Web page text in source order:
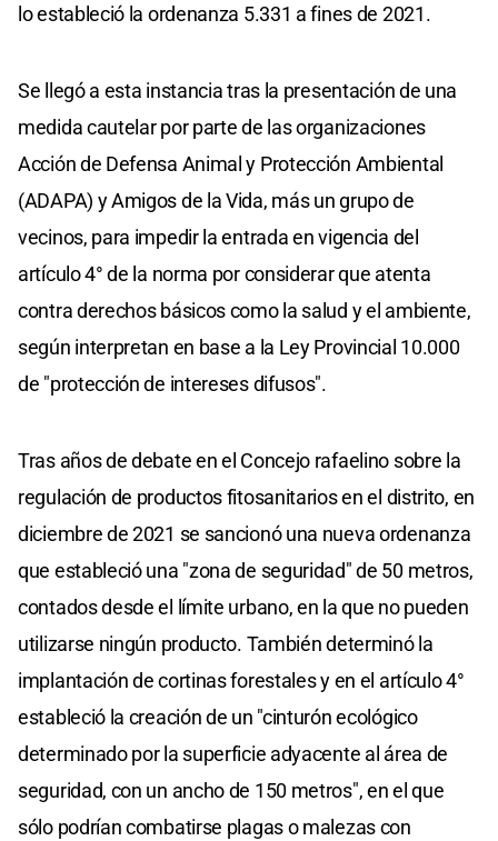
lo estableció la ordenanza 5.331 a fines de 2021.
Se llegó a esta instancia tras la presentación de una
medida cautelar por parte de las organizaciones
Acción de Defensa Animal y Protección Ambiental
(ADAPA) y Amigos de la Vida, más un grupo de
vecinos, para impedir la entrada en vigencia del
artículo 4° de la norma por considerar que atenta
contra derechos básicos como la salud y el ambiente,
según interpretan en base a la Ley Provincial 10.000
de "protección de intereses difusos".
Tras años de debate en el Concejo rafaelino sobre la
regulación de productos fitosanitarios en el distrito, en
diciembre de 2021 se sancionó una nueva ordenanza
que estableció una "zona de seguridad" de 50 metros,
contados desde el límite urbano, en la que no pueden
utilizarse ningún producto. También determinó la
implantación de cortinas forestales y en el artículo 4°
estableció la creación de un "cinturón ecológico
determinado por la superficie adyacente al área de
seguridad, con un ancho de 150 metros", en el que
sólo podrían combatirse plagas o malezas con